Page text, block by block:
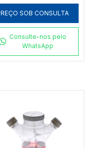
SOB CONSULTA
Consulte-nos pelo
WhatsApp